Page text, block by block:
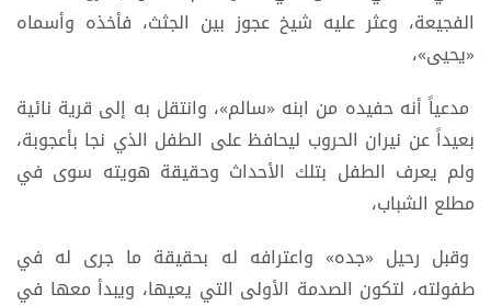
الفجيعة، وعثر عليه شيخ عجوز بين الجثث، فأخذه وأسماه
«يحيى»،
مدعياً أنه حفيده من ابنه «سالم»، وانتقل به إلى قرية نائية
بعيداً عن نيران الحروب ليحافظ على الطفل الذي نجا بأعجوبة،
ولم يعرف الطفل بتلك الأحداث وحقيقة هويته سوى في
مطلع الشباب،
وقبل رحيل «جده» واعترافه له بحقيقة ما جرى له في
طفولته، لتكون الصدمة الأولى التي يعيها، ويبدأ معها في